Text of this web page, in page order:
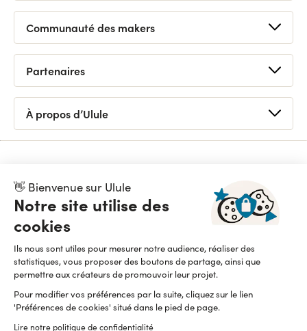
👋 Bienvenue sur Ulule
Notre site utilise des
cookies
Ils nous sont utiles pour mesurer notre audience, réaliser des
statistiques, vous proposer des boutons de partage, ainsi que
permettre aux créateurs de promouvoir leur projet.
Pour modifier vos préférences par la suite, cliquez sur le lien
'Préférences de cookies' situé dans le pied de page.
Lire notre politique de confidentialité
Voir toutes les collectes
Foire aux questions
Logo / Kits de campagne
Statistiques
Communauté des makers
Bons plans
Tutoriels
Replays
Partenaires
Devenir partenaire
À propos d’Ulule
Équipe
Presse
Pionnier du financement participatif et de l’impact positif,
Ulule est une entreprise fièrement B Corp depuis 2015